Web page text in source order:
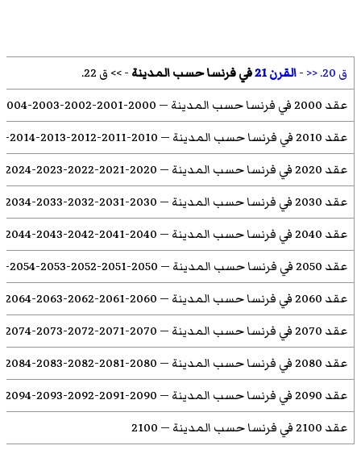
ق 20. << -القرن 21 فيفرنسا حسب المدينة ->> ق 22.
عقد 2000 في فرنسا حسب المدينة
—
2000
-
2001
-
2002
-
2003
-
2004
عقد 2010 في فرنسا حسب المدينة
—
2010
-
2011
-
2012
-
2013
-
2014
-
عقد 2020 في فرنسا حسب المدينة
—
2020
-
2021
-
2022
-
2023
-
2024
عقد 2030 في فرنسا حسب المدينة
—
2030
-
2031
-
2032
-
2033
-
2034
عقد 2040 في فرنسا حسب المدينة
—
2040
-
2041
-
2042
-
2043
-
2044
عقد 2050 في فرنسا حسب المدينة
—
2050
-
2051
-
2052
-
2053
-
2054
-
عقد 2060 في فرنسا حسب المدينة
—
2060
-
2061
-
2062
-
2063
-
2064
عقد 2070 في فرنسا حسب المدينة
—
2070
-
2071
-
2072
-
2073
-
2074
عقد 2080 في فرنسا حسب المدينة
—
2080
-
2081
-
2082
-
2083
-
2084
عقد 2090 في فرنسا حسب المدينة
—
2090
-
2091
-
2092
-
2093
-
2094
عقد 2100 في فرنسا حسب المدينة
—
2100